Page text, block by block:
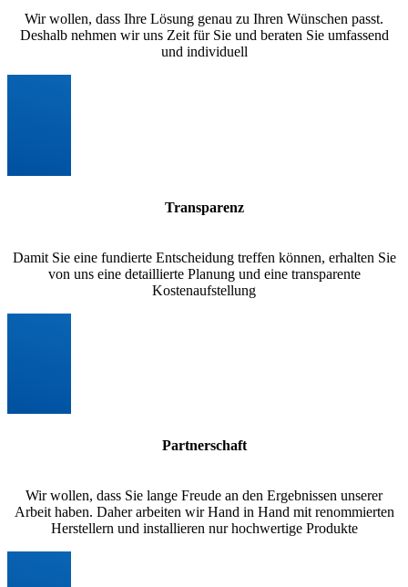
Wir wollen, dass Ihre Lösung genau zu Ihren Wünschen passt.
Deshalb nehmen wir uns Zeit für Sie und beraten Sie umfassend
und individuell
Transparenz
Damit Sie eine fundierte Entscheidung treffen können, erhalten Sie
von uns eine detaillierte Planung und eine transparente
Kostenaufstellung
Partnerschaft
Wir wollen, dass Sie lange Freude an den Ergebnissen unserer
Arbeit haben. Daher arbeiten wir Hand in Hand mit renommierten
Herstellern und installieren nur hochwertige Produkte